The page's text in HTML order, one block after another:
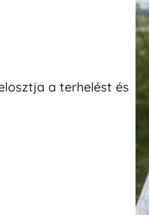
a terhelést és